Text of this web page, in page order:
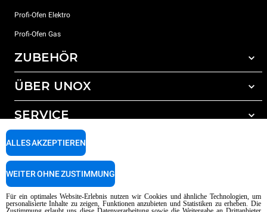
Profi-Ofen Elektro
Profi-Ofen Gas
ZUBEHÖR
Gesamtes Zubehör
Wasseraufbereitung mit Kunstharzfiltern
Wasseraufbereitung durch Umkehrosmose
ÜBER UNOX
Unsere Standorte weltweit
SERVICE
Unox garantie
Händler Suche
Copyright 2026 UNOX SpA Alle Rechte vorbehalten. Reg. Imp. Padova n °
Für ein optimales Website-Erlebnis nutzen wir Cookies und ähnliche Technologien, um
personalisierte Inhalte zu zeigen, Funktionen anzubieten und Statistiken zu erheben. Die
ALLES AKZEPTIEREN
WEITER OHNE ZUSTIMMUNG